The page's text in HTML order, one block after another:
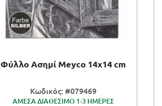
Φύλλο Ασημί Meyco 14x14 cm
Κωδικός: #079469
ΑΜΕΣΑ ΔΙΑΘΕΣΙΜΟ 1-3 ΗΜΕΡΕΣ